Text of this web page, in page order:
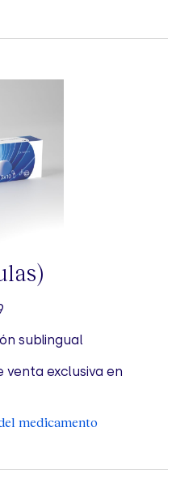
sublingual
venta exclusiva en
medicamento